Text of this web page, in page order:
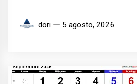
dori 5 agosto, 2026